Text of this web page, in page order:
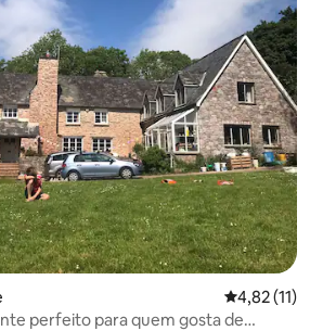
4,82 de uma
4,82 (11)
perfeito para quem gosta de